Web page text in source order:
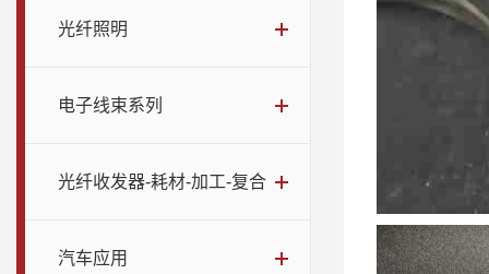
光纤照明
电子线束系列
光纤收发器-耗材-加工-复合
汽车应用